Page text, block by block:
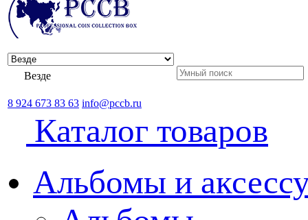
Везде
8 924 673 83 63 info@pccb.ru
Каталог товаров
Альбомы и